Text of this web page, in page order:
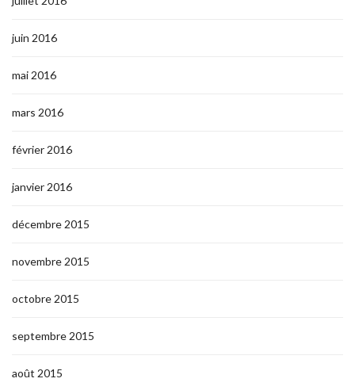
juin 2016
mai 2016
mars 2016
février 2016
janvier 2016
décembre 2015
novembre 2015
octobre 2015
septembre 2015
août 2015